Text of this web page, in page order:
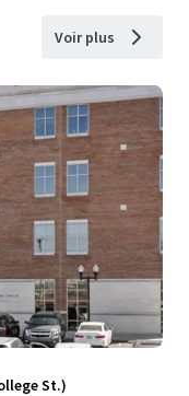
Voir plus
St.)